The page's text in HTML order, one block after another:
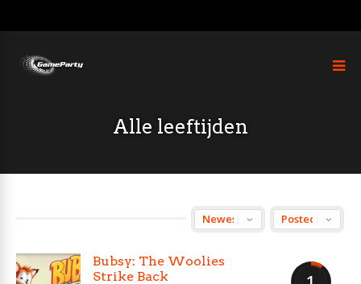
Alle leeftijden
Bubsy: The Woolies
Strike Back